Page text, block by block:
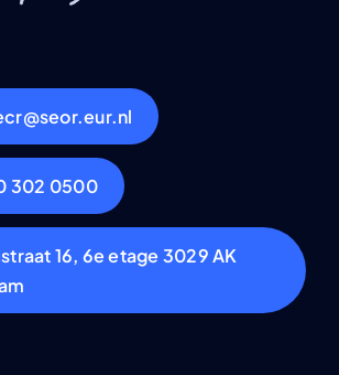
302 0500
16, 6e etage 3029 AK